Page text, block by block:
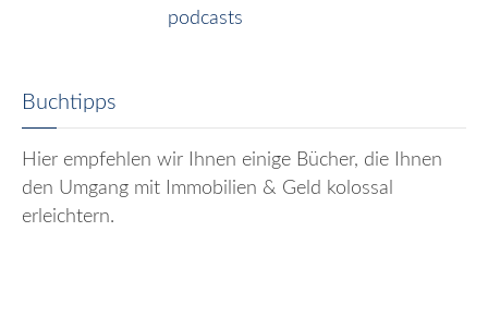
Buchtipps
Hier empfehlen wir Ihnen einige Bücher, die Ihnen
den Umgang mit Immobilien & Geld kolossal
erleichtern.